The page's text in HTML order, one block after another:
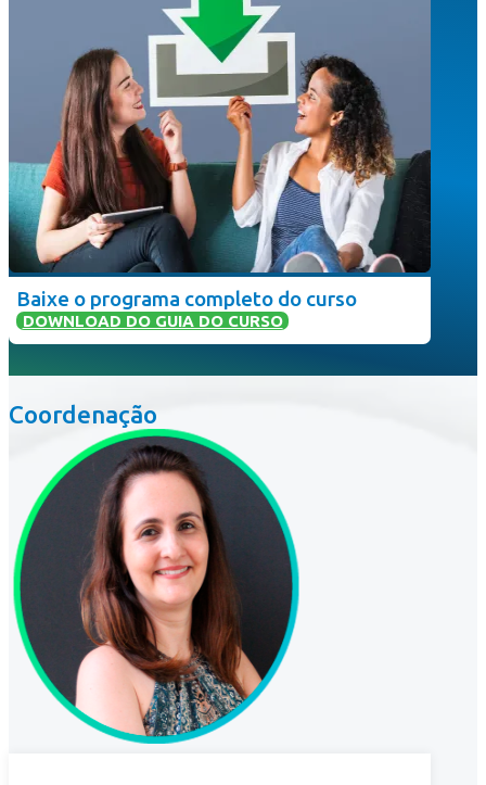
Baixe o programa completo do curso
DOWNLOAD DO GUIA DO CURSO
Coordenação